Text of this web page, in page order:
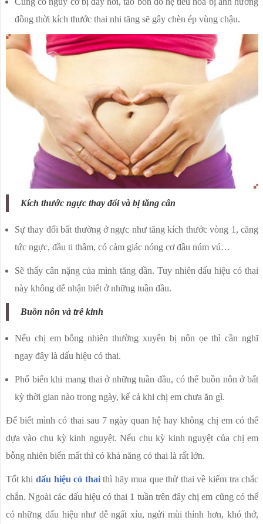
đồng thời kích thước thai nhi tăng sẽ gây chèn ép vùng chậu.
Kích thước ngực thay đổi và bị tăng cân
Sự thay đổi bất thường ở ngực như tăng kích thước vòng 1, căng
tức ngực, đầu ti thâm, có cảm giác nóng cơ đầu núm vú…
Sẽ thấy cân nặng của mình tăng dần. Tuy nhiên dấu hiệu có thai
này không dễ nhận biết ở những tuần đầu.
Buồn nôn và trễ kinh
Nếu chị em bỗng nhiên thường xuyên bị nôn ọe thì cần nghĩ
ngay đây là dấu hiệu có thai.
Phổ biến khi mang thai ở những tuần đầu, có thể buồn nôn ở bất
kỳ thời gian nào trong ngày, kế cả khi chị em chưa ăn gì.
Để biết mình có thai sau 7 ngày quan hệ hay không chị em có thể
dựa vào chu kỳ kinh nguyệt. Nếu chu kỳ kinh nguyệt của chị em
bỗng nhiên biến mất thì có khả năng có thai là rất lớn.
Tốt khidấu hiệu có thaithì hãy mua que thử thai về kiểm tra chắc
chắn. Ngoài các dấu hiệu có thai 1 tuần trên đây chị em cũng có thể
có những dấu hiệu như dễ ngất xỉu, ngửi mùi thính hơn, khó thở,